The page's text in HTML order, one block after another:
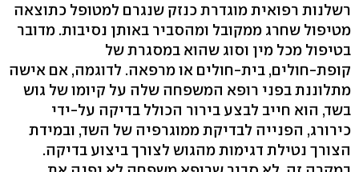
רשלנות רפואית מוגדרת כנזק שנגרם למטופל כתוצאה
מטיפול שחרג ממקובל ומהסביר באותן נסיבות. מדובר
בטיפול מכל מין וסוג שהוא במסגרת של
קופת-חולים, בית-חולים או מרפאה. לדוגמה, אם אישה
מתלוננת בפני רופא המשפחה שלה על קיומו של גוש
בשד, הוא חייב לבצע בירור הכולל בדיקה על-ידי
כירורג, הפנייה לבדיקת ממוגרפיה של השד, ובמידת
הצורך נטילת דגימות מהגוש לצורך ביצוע בדיקה.